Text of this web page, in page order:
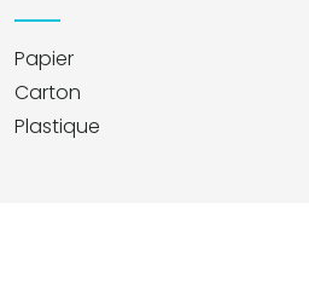
Papier
Carton
Plastique